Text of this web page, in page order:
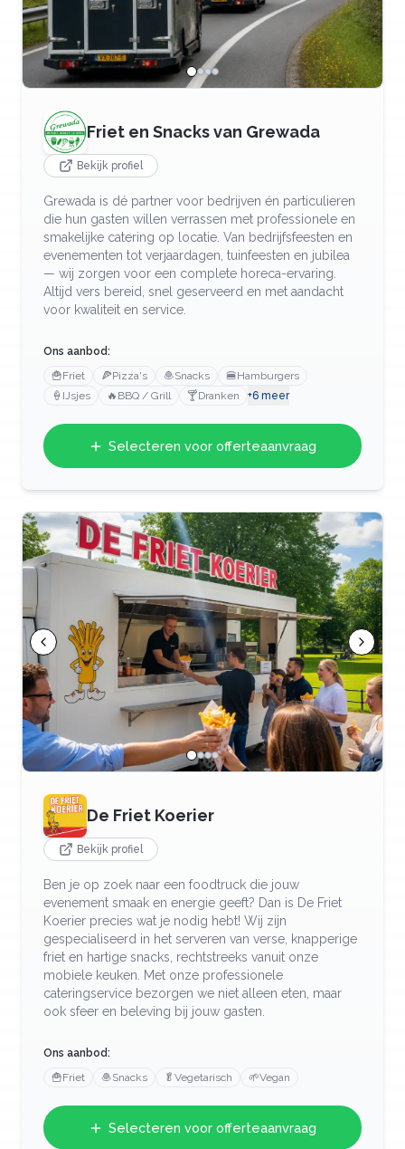
Friet en Snacks van Grewada
Bekijk profiel
Grewada is dé partner voor bedrijven én particulieren
die hun gasten willen verrassen met professionele en
smakelijke catering op locatie. Van bedrijfsfeesten en
evenementen tot verjaardagen, tuinfeesten en jubilea
— wij zorgen voor een complete horeca-ervaring.
Altijd vers bereid, snel geserveerd en met aandacht
voor kwaliteit en service.
Ons aanbod:
🍟Friet 🍕Pizza's 🧆Snacks 🍔Hamburgers
🍦 IJsjes 🔥 BBQ / Grill 🍸Dranken +6 meer
Selecteren voor offerteaanvraag
De Friet Koerier
Bekijk profiel
Ben je op zoek naar een foodtruck die jouw
evenement smaak en energie geeft? Dan is De Friet
Koerier precies wat je nodig hebt! Wij zijn
gespecialiseerd in het serveren van verse, knapperige
friet en hartige snacks, rechtstreeks vanuit onze
mobiele keuken. Met onze professionele
cateringservice bezorgen we niet alleen eten, maar
ook sfeer en beleving bij jouw gasten.
Ons aanbod:
🍟Friet 🧆Snacks 🥬 Vegetarisch 🌱Vegan
Selecteren voor offerteaanvraag